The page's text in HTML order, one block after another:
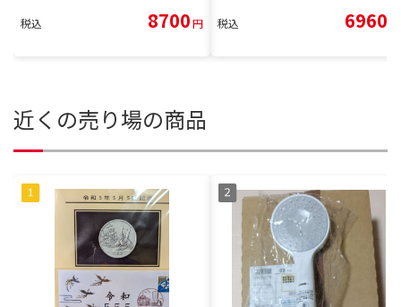
税込 8700円 税込 6960
近くの売り場の商品